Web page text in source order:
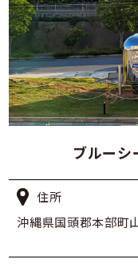
ブルーシ
住所
沖縄県国頭郡本部町